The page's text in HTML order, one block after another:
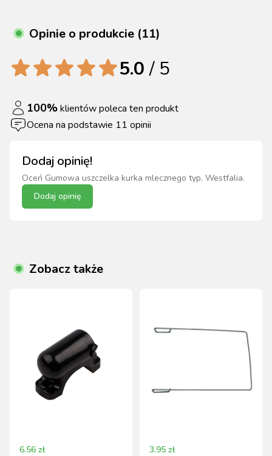
Opinie o produkcie (11)
Dodaj opinię!
Oceń Gumowa uszczelka kurka mlecznego typ. Westfalia.
Dodaj opinię
5.0/ 5
100%klientów poleca ten produkt
Ocena na podstawie 11 opinii
Zobacz także
6.56 zł 3.95 zł